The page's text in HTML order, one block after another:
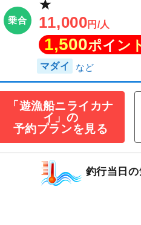
乗合
マダイ釣りプ
ラ・ひとつテ
★
11,000円/人
1,500ポイ
マダイ
「遊漁船ニライカナ
イ」の
予約プランを見る
釣行当日